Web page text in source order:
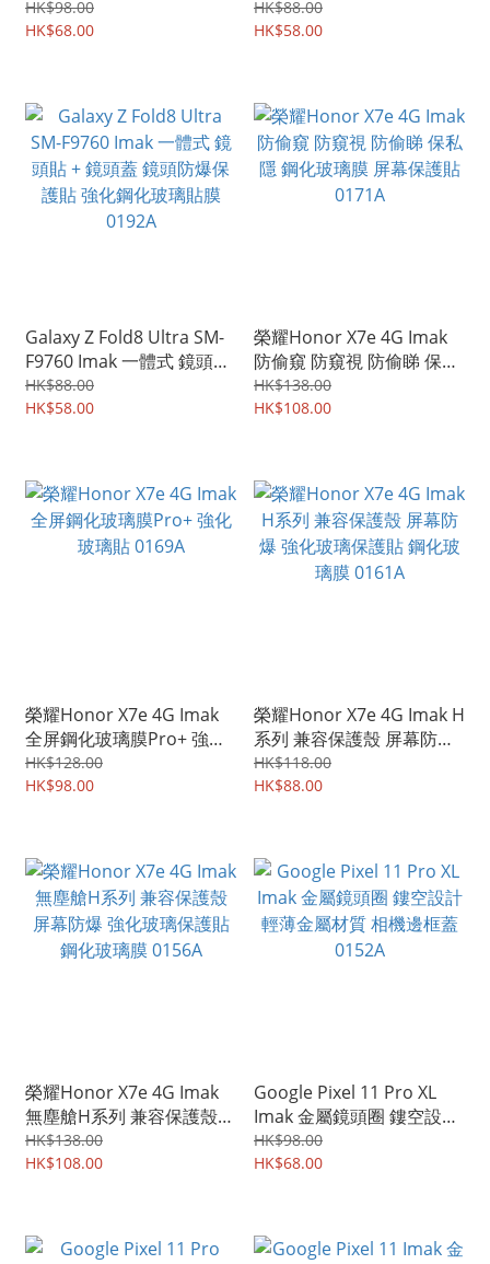
款) 亞克力鏡頭蓋+玻璃鏡
頭膜 鏡頭防爆保護貼 強化
HK$98.00
HK$68.00
+玻璃鏡頭保護貼 曜黑版 強
化鋼化玻璃貼膜 0193A
HK$88.00
HK$58.00
Galaxy Z Fold8 Ultra SM-
F9760 Imak 一體式 鏡頭貼
+ 鏡頭蓋 鏡頭防爆保護貼
強化鋼化玻璃貼膜 0192A
HK$88.00
HK$58.00
榮耀Honor X7e 4G Imak
防偷窺 防窺視 防偷睇 保私
隱 鋼化玻璃膜 屏幕保護貼
0171A
HK$138.00
HK$108.00
榮耀Honor X7e 4G Imak
全屏鋼化玻璃膜Pro+ 強化
玻璃貼 0169A
HK$128.00
HK$98.00
榮耀Honor X7e 4G Imak H
系列 兼容保護殼 屏幕防爆
強化玻璃保護貼 鋼化玻璃
膜 0161A
HK$118.00
HK$88.00
榮耀Honor X7e 4G Imak
無塵艙H系列 兼容保護殼
屏幕防爆 強化玻璃保護貼
鋼化玻璃膜 0156A
HK$138.00
HK$108.00
Google Pixel 11 Pro XL
Imak 金屬鏡頭圈 鏤空設計
輕薄金屬材質 相機邊框蓋
0152A
HK$98.00
HK$68.00